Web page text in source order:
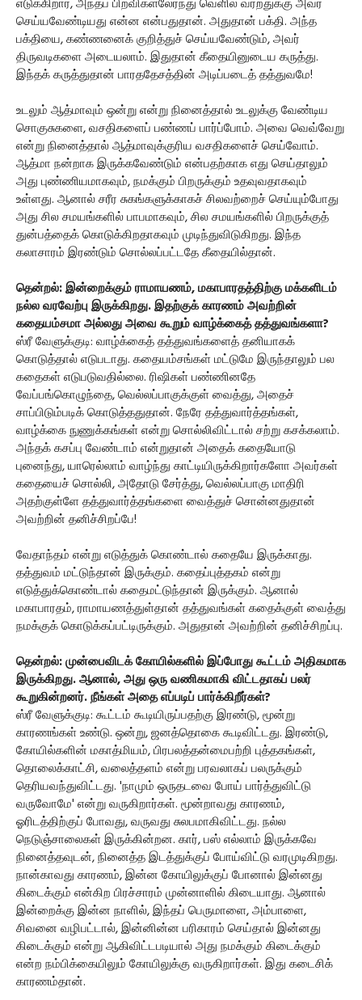
எடுக்கிறார், அந்தப் பிறவிகள்லேர்ந்து வெளில வர்றதுக்கு அவர்
செய்யவேண்டியது என்ன என்பதுதான். அதுதான் பக்தி. அந்த
பக்தியை, கண்ணனைக் குறித்துச் செய்யவேண்டும், அவர்
திருவடிகளை அடையலாம். இதுதான் கீதையினுடைய கருத்து.
இந்தக் கருத்துதான் பாரததேசத்தின் அடிப்படைத் தத்துவமே!
உடலும் ஆத்மாவும் ஒன்று என்று நினைத்தால் உடலுக்கு வேண்டிய
சொகுசுகளை, வசதிகளைப் பண்ணப் பார்ப்போம். அவை வெவ்வேறு
என்று நினைத்தால் ஆத்மாவுக்குரிய வசதிகளைச் செய்வோம்.
ஆத்மா நன்றாக இருக்கவேண்டும் என்பதற்காக எது செய்தாலும்
அது புண்ணியமாகவும், நமக்கும் பிறருக்கும் உதவுவதாகவும்
உள்ளது. ஆனால் சரீர சுகங்களுக்காகச் சிலவற்றைச் செய்யும்போது
அது சில சமயங்களில் பாபமாகவும், சில சமயங்களில் பிறருக்குத்
துன்பத்தைக் கொடுக்கிறதாகவும் முடிந்துவிடுகிறது. இந்த
கலாசாரம் இரண்டும் சொல்லப்பட்டதே கீதையில்தான்.
தென்றல்: இன்றைக்கும் ராமாயணம், மகாபாரதத்திற்கு மக்களிடம்
நல்ல வரவேற்பு இருக்கிறது. இதற்குக் காரணம் அவற்றின்
கதையம்சமா அல்லது அவை கூறும் வாழ்க்கைத் தத்துவங்களா?
ஸ்ரீ வேளுக்குடி: வாழ்க்கைத் தத்துவங்களைத் தனியாகக்
கொடுத்தால் எடுபடாது. கதையம்சங்கள் மட்டுமே இருந்தாலும் பல
கதைகள் எடுபடுவதில்லை. ரிஷிகள் பண்ணினதே
வேப்பங்கொழுந்தை, வெல்லப்பாகுக்குள் வைத்து, அதைச்
சாப்பிடும்படிக் கொடுத்ததுதான். நேரே தத்துவார்த்தங்கள்,
வாழ்க்கை நுணுக்கங்கள் என்று சொல்லிவிட்டால் சற்று கசக்கலாம்.
அந்தக் கசப்பு வேண்டாம் என்றுதான் அதைக் கதையோடு
புனைந்து, யாரெல்லாம் வாழ்ந்து காட்டியிருக்கிறார்களோ அவர்கள்
கதையைச் சொல்லி, அதோடு சேர்த்து, வெல்லப்பாகு மாதிரி
அதற்குள்ளே தத்துவார்த்தங்களை வைத்துச் சொன்னதுதான்
அவற்றின் தனிச்சிறப்பே!
வேதாந்தம் என்று எடுத்துக் கொண்டால் கதையே இருக்காது.
தத்துவம் மட்டுந்தான் இருக்கும். கதைப்புத்தகம் என்று
எடுத்துக்கொண்டால் கதைமட்டுந்தான் இருக்கும். ஆனால்
மகாபாரதம், ராமாயணத்துள்தான் தத்துவங்கள் கதைக்குள் வைத்து
நமக்குக் கொடுக்கப்பட்டிருக்கும். அதுதான் அவற்றின் தனிச்சிறப்பு.
தென்றல்: முன்பைவிடக் கோயில்களில் இப்போது கூட்டம் அதிகமாக
இருக்கிறது. ஆனால், அது ஒரு வணிகமாகி விட்டதாகப் பலர்
கூறுகின்றனர். நீங்கள் அதை எப்படிப் பார்க்கிறீர்கள்?
ஸ்ரீ வேளுக்குடி: கூட்டம் கூடியிருப்பதற்கு இரண்டு, மூன்று
காரணங்கள் உண்டு. ஒன்று, ஜனத்தொகை கூடிவிட்டது. இரண்டு,
கோயில்களின் மகாத்மியம், பிரபலத்தன்மைபற்றி புத்தகங்கள்,
தொலைக்காட்சி, வலைத்தளம் என்று பரவலாகப் பலருக்கும்
தெரியவந்துவிட்டது. 'நாமும் ஒருதடவை போய் பார்த்துவிட்டு
வருவோமே' என்று வருகிறார்கள். மூன்றாவது காரணம்,
ஓரிடத்திற்குப் போவது, வருவது சுலபமாகிவிட்டது. நல்ல
நெடுஞ்சாலைகள் இருக்கின்றன. கார், பஸ் எல்லாம் இருக்கவே
நினைத்தவுடன், நினைத்த இடத்துக்குப் போய்விட்டு வரமுடிகிறது.
நான்காவது காரணம், இன்ன கோயிலுக்குப் போனால் இன்னது
கிடைக்கும் என்கிற பிரச்சாரம் முன்னாளில் கிடையாது. ஆனால்
இன்றைக்கு இன்ன நாளில், இந்தப் பெருமாளை, அம்பாளை,
சிவனை வழிபட்டால், இன்னின்ன பரிகாரம் செய்தால் இன்னது
கிடைக்கும் என்று ஆகிவிட்டபடியால் அது நமக்கும் கிடைக்கும்
என்ற நம்பிக்கையிலும் கோயிலுக்கு வருகிறார்கள். இது கடைசிக்
காரணம்தான்.